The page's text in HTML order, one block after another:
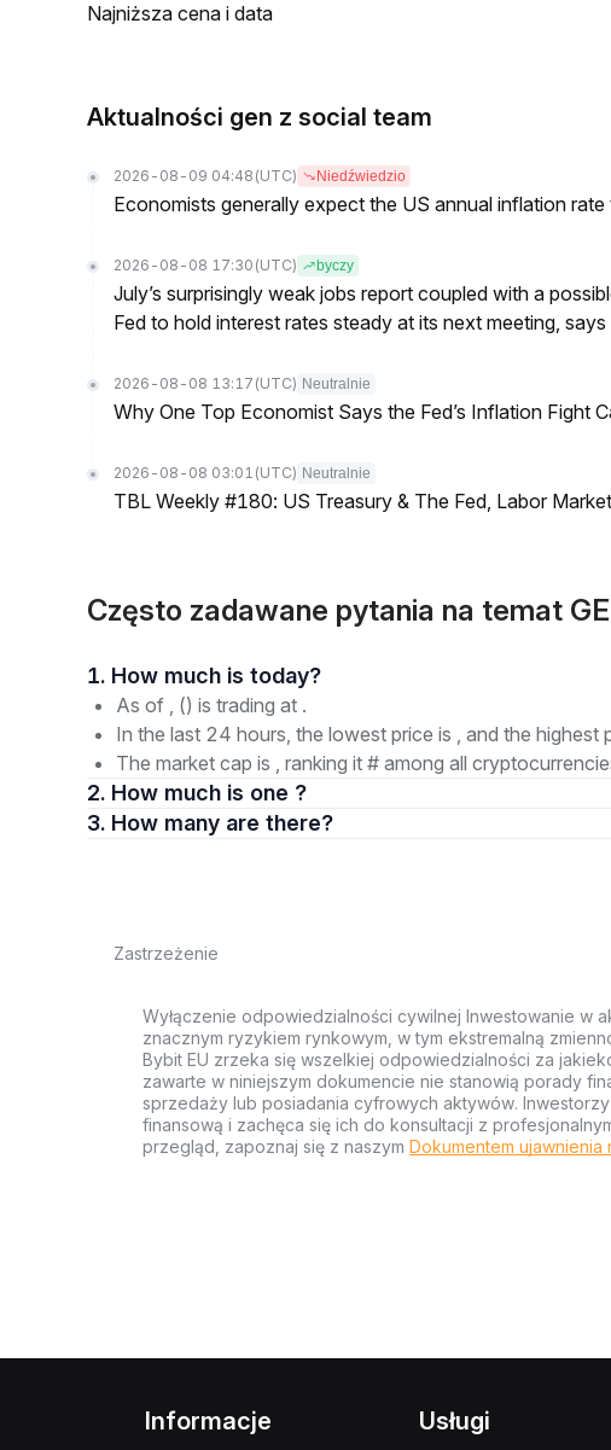
Najniższa cena i data
Aktualności gen z social team
2026-08-09 04:48 (UTC) Niedźwiedzio
Economists generally expect the US annual inflation
2026-08-08 17:30 (UTC) byczy
July’s surprisingly weak jobs report coupled with a
Fed to hold interest rates steady at its next meeting,
2026-08-08 13:17 (UTC) Neutralnie
Why One Top Economist Says the Fed’s Inflation Fight
2026-08-08 03:01 (UTC) Neutralnie
TBL Weekly #180: US Treasury & The Fed, Labor
Często zadawane pytania na temat
1. How much is today?
As of , () is trading at .
In the last 24 hours, the lowest price is , and the highest
The market cap is , ranking it # among all
2. How much is one ?
3. How many are there?
Zastrzeżenie
Wyłączenie odpowiedzialności cywilnej Inwestowanie w
znacznym ryzykiem rynkowym, w tym ekstremalną
Bybit EU zrzeka się wszelkiej odpowiedzialności za
zawarte w niniejszym dokumencie nie stanowią porady
sprzedaży lub posiadania cyfrowych aktywów.
finansową i zachęca się ich do konsultacji z
przegląd, zapoznaj się z naszym Dokumentem ujawnienia
Informacje Usługi